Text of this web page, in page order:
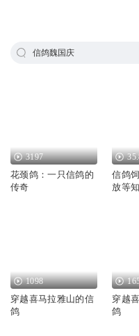
信鸽魏国庆
3197
花颈鸽：一只信鸽的
传奇
信鸽
放等
1098
穿越喜马拉雅山的信
鸽
穿越
鸽